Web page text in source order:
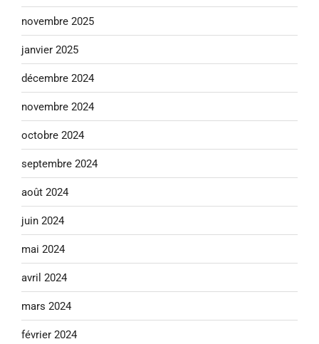
novembre 2025
janvier 2025
décembre 2024
novembre 2024
octobre 2024
septembre 2024
août 2024
juin 2024
mai 2024
avril 2024
mars 2024
février 2024